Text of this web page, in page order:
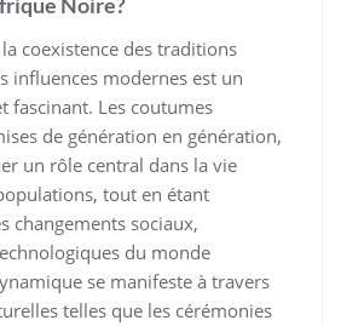
coexistence des traditions
influences modernes est un
fascinant. Les coutumes
de génération en génération,
un rôle central dans la vie
tout en étant
changements sociaux,
du monde
se manifeste à travers
telles que les cérémonies